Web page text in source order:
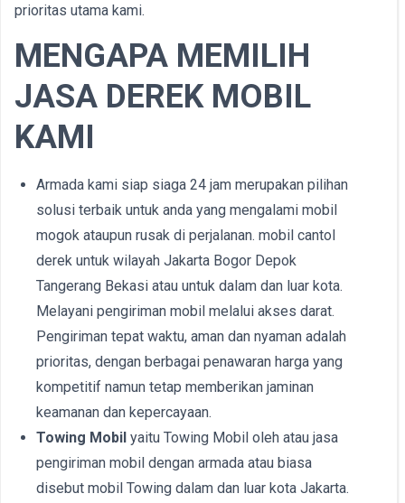
prioritas utama kami.
MENGAPA MEMILIH
JASA DEREK MOBIL
KAMI
Armada kami siap siaga 24 jam merupakan pilihan
solusi terbaik untuk anda yang mengalami mobil
mogok ataupun rusak di perjalanan. mobil cantol
derek untuk wilayah Jakarta Bogor Depok
Tangerang Bekasi atau untuk dalam dan luar kota.
Melayani pengiriman mobil melalui akses darat.
Pengiriman tepat waktu, aman dan nyaman adalah
prioritas, dengan berbagai penawaran harga yang
kompetitif namun tetap memberikan jaminan
keamanan dan kepercayaan.
Towing Mobil yaitu Towing Mobil oleh atau jasa
pengiriman mobil dengan armada atau biasa
disebut mobil Towing dalam dan luar kota Jakarta.